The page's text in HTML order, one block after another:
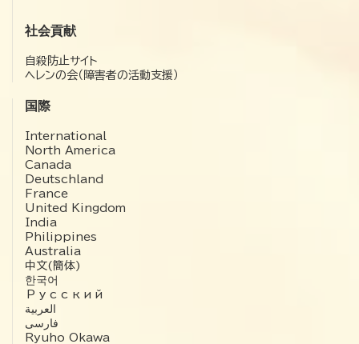
社会貢献
自殺防止サイト
ヘレンの会（障害者の活動支援）
国際
International
North America
Canada
Deutschland
France
United Kingdom
India
Philippines
Australia
中文(簡体)
한국어
Русский
العربية‏
فارسی
Ryuho Okawa